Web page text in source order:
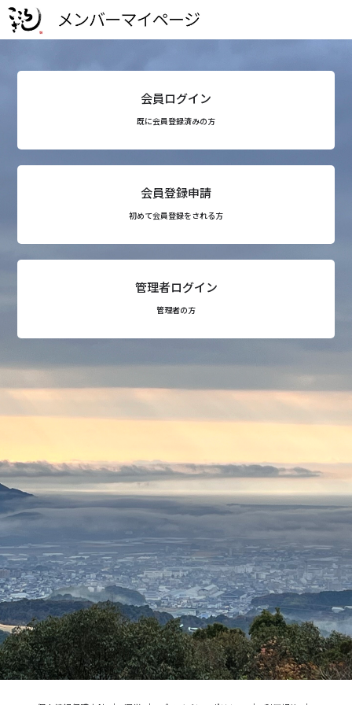
会員ログイン
既に会員登録済みの方
会員登録申請
初めて会員登録をされる方
管理者ログイン
管理者の方